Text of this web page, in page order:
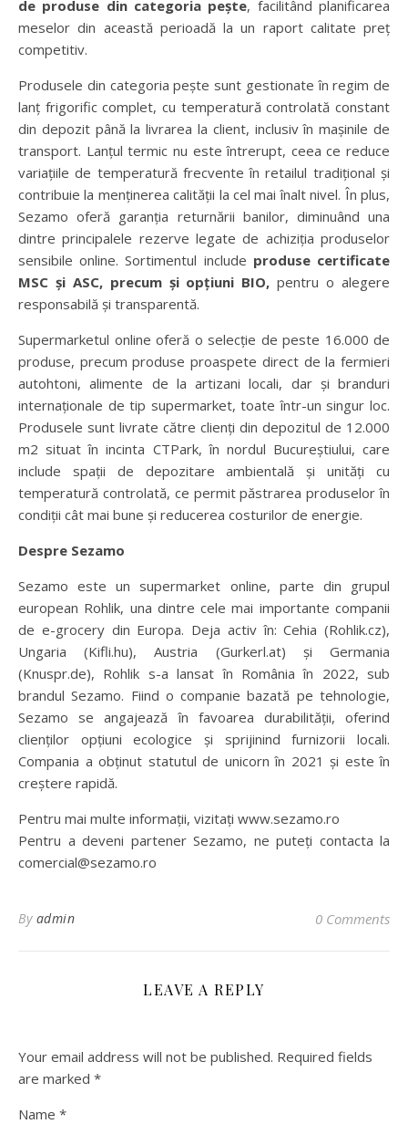
de produse din categoria pește, facilitând planificarea
meselor din această perioadă la un raport calitate preț
competitiv.
Produsele din categoria pește sunt gestionate în regim de
lanț frigorific complet, cu temperatură controlată constant
din depozit până la livrarea la client, inclusiv în mașinile de
transport. Lanțul termic nu este întrerupt, ceea ce reduce
variațiile de temperatură frecvente în retailul tradițional și
contribuie la menținerea calității la cel mai înalt nivel. În plus,
Sezamo oferă garanția returnării banilor, diminuând una
dintre principalele rezerve legate de achiziția produselor
sensibile online. Sortimentul include produse certificate
MSC și ASC, precum și opțiuni BIO, pentru o alegere
responsabilă și transparentă.
Supermarketul online oferă o selecție de peste 16.000 de
produse, precum produse proaspete direct de la fermieri
autohtoni, alimente de la artizani locali, dar și branduri
internaționale de tip supermarket, toate într-un singur loc.
Produsele sunt livrate către clienți din depozitul de 12.000
m2 situat în incinta CTPark, în nordul Bucureștiului, care
include spații de depozitare ambientală și unități cu
temperatură controlată, ce permit păstrarea produselor în
condiții cât mai bune și reducerea costurilor de energie.
Despre Sezamo
Sezamo este un supermarket online, parte din grupul
european Rohlik, una dintre cele mai importante companii
de e-grocery din Europa. Deja activ în: Cehia (Rohlik.cz),
Ungaria (Kifli.hu), Austria (Gurkerl.at) și Germania
(Knuspr.de), Rohlik s-a lansat în România în 2022, sub
brandul Sezamo. Fiind o companie bazată pe tehnologie,
Sezamo se angajează în favoarea durabilității, oferind
clienților opțiuni ecologice și sprijinind furnizorii locali.
Compania a obținut statutul de unicorn în 2021 și este în
creștere rapidă.
Pentru mai multe informații, vizitați www.sezamo.ro
Pentru a deveni partener Sezamo, ne puteți contacta la
comercial@sezamo.ro
By admin 0 Comments
LEAVE A REPLY
Your email address will not be published. Required fields
are marked *
Name *